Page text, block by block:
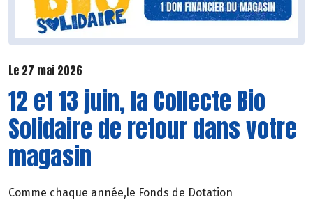
Le 27 mai 2026
12 et 13 juin, la Collecte Bio
Solidaire de retour dans votre
magasin
Comme chaque année,le Fonds de Dotation